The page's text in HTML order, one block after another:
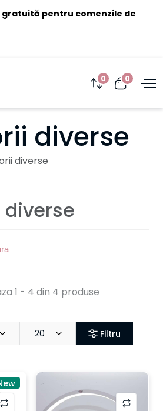
pentru comenzile de
0 0
diverse
diverse
1 - 4 din 4 produse
20 Filtru